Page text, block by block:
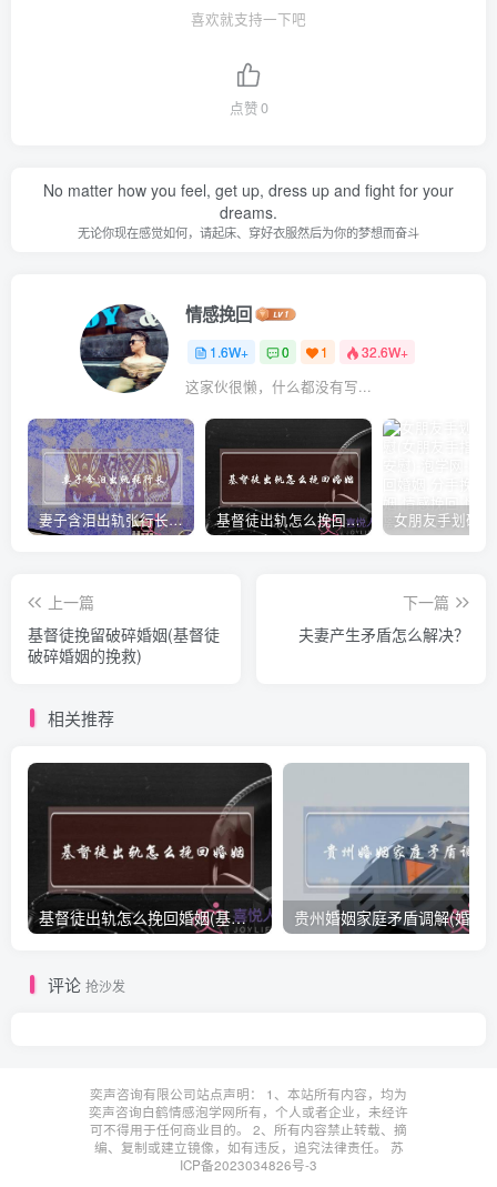
喜欢就支持一下吧
点赞0
No matter how you feel, get up, dress up and fight for your
dreams.
无论你现在感觉如何，请起床、穿好衣服然后为你的梦想而奋斗
情感挽回
1.6W+ 0 1 32.6W+
这家伙很懒，什么都没有写...
妻子含泪出轨张行长 她说全都是因为家中 基督徒出轨怎么挽回婚姻(基督徒面对出轨婚姻)
上一篇
基督徒挽留破碎婚姻(基督徒
破碎婚姻的挽救)
下一篇
夫妻产生矛盾怎么解决？
相关推荐
基督徒出轨怎么挽回婚姻(基督徒面对出轨婚姻)
评论 抢沙发
奕声咨询有限公司站点声明： 1、本站所有内容，均为
奕声咨询白鹤情感泡学网所有，个人或者企业，未经许
可不得用于任何商业目的。 2、所有内容禁止转载、摘
编、复制或建立镜像，如有违反，追究法律责任。 苏
ICP备2023034826号-3